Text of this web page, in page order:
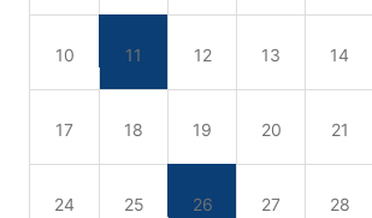
10 11 12 13 14
17 18 19 20 21
24 25 26 27 28